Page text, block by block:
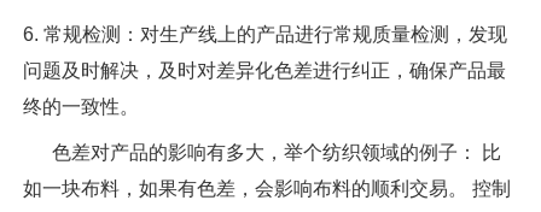
6. 常规检测：对生产线上的产品进行常规质量检测，发现
问题及时解决，及时对差异化色差进行纠正，确保产品最
终的一致性。
色差对产品的影响有多大，举个纺织领域的例子： 比
如一块布料，如果有色差，会影响布料的顺利交易。 控制